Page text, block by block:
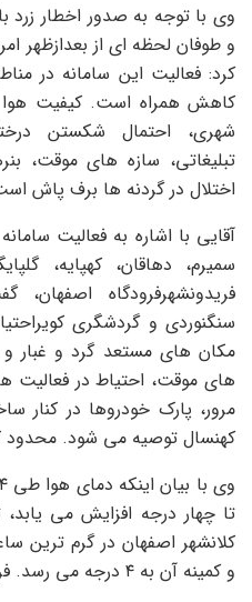
وی با توجه به صدور اخطار زرد
و طوفان لحظه ای از بعدازظهر
کرد: فعالیت این سامانه در
کاهش همراه است. کیفیت هوا
شهری، احتمال شکستن
تبلیغاتی، سازه های موقت،
اختلال در گردنه ها برف پاش
آقایی با اشاره به فعالیت
سمیرم، دهاقان، کهپایه،
فریدونشهرفرودگاه اصفهان،
سنگنوردی وگردشگری کویر
مکان های مستعد گرد و غبار و
های موقت، احتیاط در فعالیت
مرور، پارک خودروها در کنار
کهنسال توصیه می شود. محدود
تا چهار درجه افزایش می
و کمینه آن به ۴ درجه می رسد. فردا صبح.